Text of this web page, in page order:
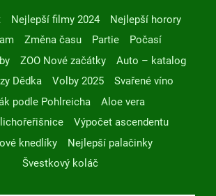
Nejlepší filmy 2024
Nejlepší horory
Změna času Partie
Počasí
ZOO Nové začátky
Auto – katalog
Dědka
Volby 2025
Svařené víno
podle Pohlreicha
Aloe vera
Výpočet ascendentu
knedlíky
Nejlepší palačinky
Švestkový koláč